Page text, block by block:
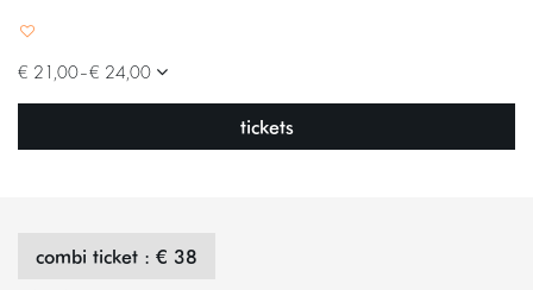
€ 21,00–€ 24,00
tickets
combi ticket : € 38